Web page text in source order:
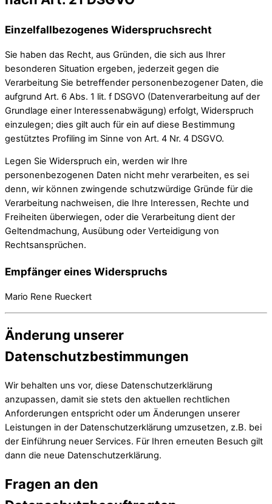
Einzelfallbezogenes Widerspruchsrecht
Sie haben das Recht, aus Gründen, die sich aus Ihrer
besonderen Situation ergeben, jederzeit gegen die
Verarbeitung Sie betreffender personenbezogener Daten, die
aufgrund Art. 6 Abs. 1 lit. f DSGVO (Datenverarbeitung auf der
Grundlage einer Interessenabwägung) erfolgt, Widerspruch
einzulegen; dies gilt auch für ein auf diese Bestimmung
gestütztes Profiling im Sinne von Art. 4 Nr. 4 DSGVO.
Legen Sie Widerspruch ein, werden wir Ihre
personenbezogenen Daten nicht mehr verarbeiten, es sei
denn, wir können zwingende schutzwürdige Gründe für die
Verarbeitung nachweisen, die Ihre Interessen, Rechte und
Freiheiten überwiegen, oder die Verarbeitung dient der
Geltendmachung, Ausübung oder Verteidigung von
Rechtsansprüchen.
Empfänger eines Widerspruchs
Mario Rene Rueckert
Änderung unserer
Datenschutzbestimmungen
Wir behalten uns vor, diese Datenschutzerklärung
anzupassen, damit sie stets den aktuellen rechtlichen
Anforderungen entspricht oder um Änderungen unserer
Leistungen in der Datenschutzerklärung umzusetzen, z.B. bei
der Einführung neuer Services. Für Ihren erneuten Besuch gilt
dann die neue Datenschutzerklärung.
Fragen an den